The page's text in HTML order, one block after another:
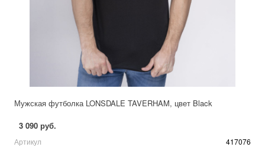
Мужская футболка LONSDALE TAVERHAM, цвет Black
3 090 руб.
Артикул 417076